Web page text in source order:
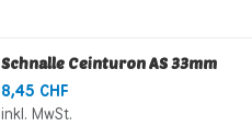
Schnalle Ceinturon AS 33mm
8,45 CHF
inkl. MwSt.